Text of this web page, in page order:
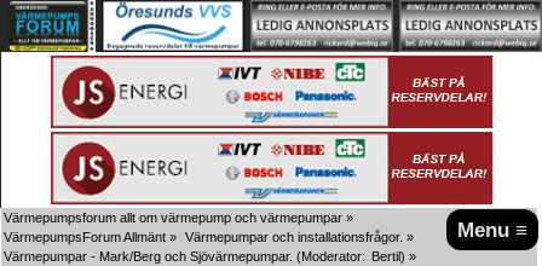
Menu ≡
Värmepumpsforum allt om värmepump och värmepumpar »
VärmepumpsForum Allmänt » Värmepumpar och installationsfrågor. »
Värmepumpar - Mark/Berg och Sjövärmepumpar. (Moderator: Bertil) »